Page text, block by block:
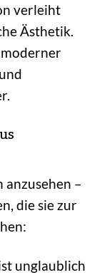
verleiht
Ästhetik.
moderner
anzusehen –
die sie zur
unglaublich